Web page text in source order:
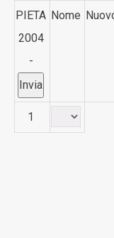
PIETA
2004
-
Nome
1